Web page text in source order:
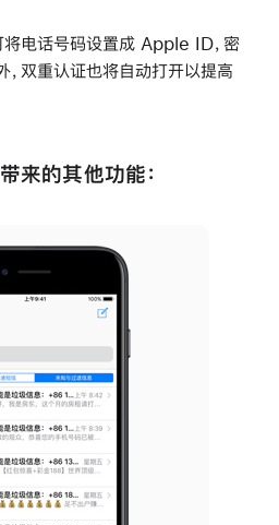
将电话号码设置成 Apple ID，密
，双重认证也将自动打开以提高
来的其他功能：